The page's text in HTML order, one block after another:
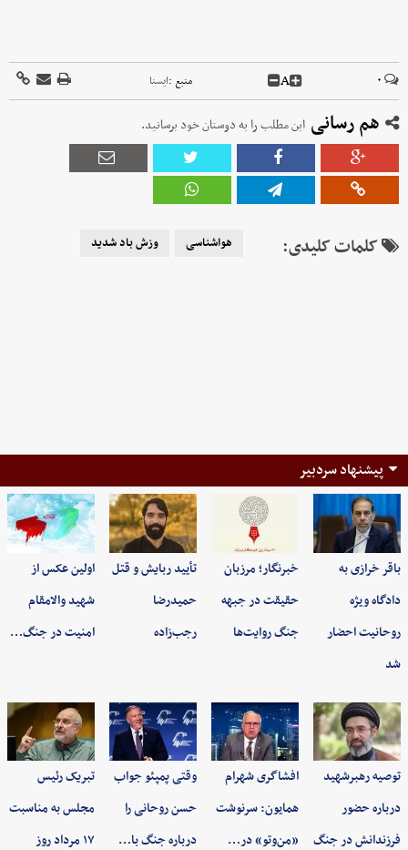
۰ A منبع :ايسنا
هم رسانی این مطلب را به دوستان خود برسانید.
کلمات کلیدی: هواشناسی وزش باد شدید
پیشنهاد سردبیر
باقر خرازی به
دادگاه ویژه
روحانیت احضار
شد
خبرنگار؛ مرزبان
حقیقت در جبهه
جنگ روایت‌ها
تأیید ربایش و قتل
حمیدرضا
رجب‌زاده
اولین عکس از
شهید والامقام
امنیت در جنگ…
توصیه رهبرشهید
درباره حضور
فرزندانش در جنگ
افشاگری شهرام
همایون: سرنوشت
«من‌وتو» در…
وقتی پمپئو جواب
حسن روحانی را
درباره جنگ با…
تبریک رئیس
مجلس به مناسبت
۱۷ مرداد روز